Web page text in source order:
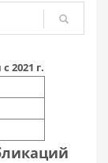
2021 г.